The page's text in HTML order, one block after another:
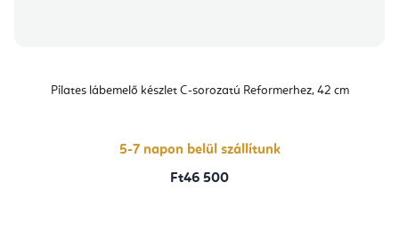
Pilates lábemelő készlet C-sorozatú Reformerhez, 42 cm
5-7 napon belül szállítunk
Ft46 500